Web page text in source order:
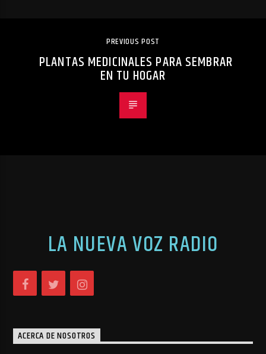
PREVIOUS POST
PLANTAS MEDICINALES PARA SEMBRAR
EN TU HOGAR
LA NUEVA VOZ RADIO
ACERCA DE NOSOTROS